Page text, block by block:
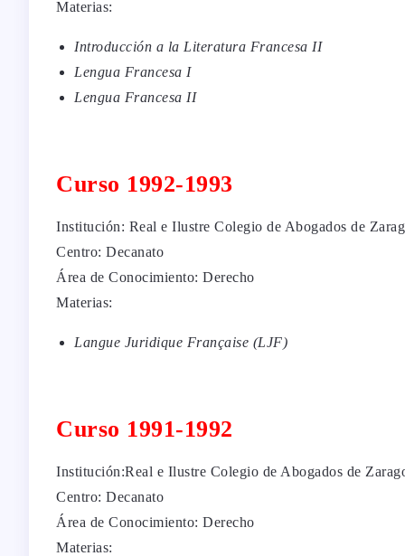
Materias:
Introducción a la Literatura Francesa II
Lengua Francesa I
Lengua Francesa II
Curso 1992-1993
Institución: Real e Ilustre Colegio de Abogados de
Centro: Decanato
Área de Conocimiento: Derecho
Materias:
Langue Juridique Française (LJF)
Curso 1991-1992
Institución:Real e Ilustre Colegio de Abogados de
Centro: Decanato
Área de Conocimiento: Derecho
Materias: